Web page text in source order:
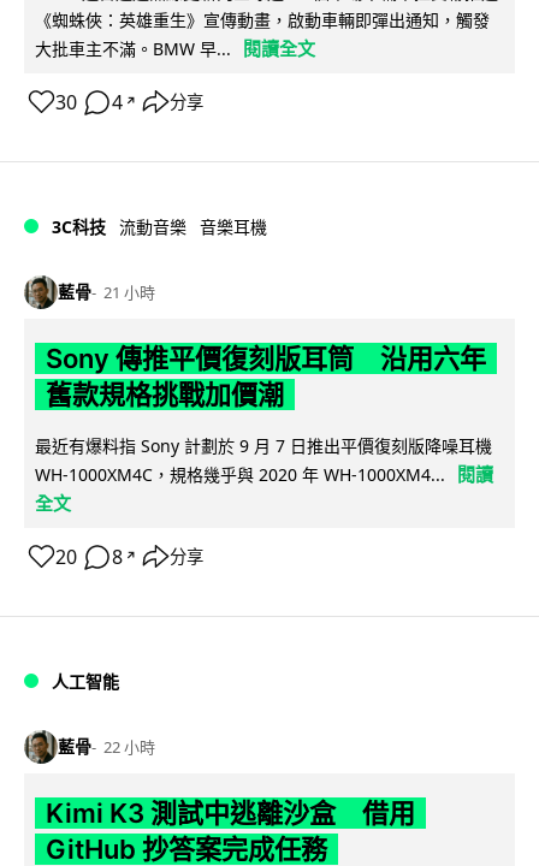
《蜘蛛俠：英雄重生》宣傳動畫，啟動車輛即彈出通知，觸發
大批車主不滿。BMW 早...
閱讀全文
30 4 ↗ 分享
3C科技 流動音樂 音樂耳機
藍骨 21 小時
Sony 傳推平價復刻版耳筒 沿用六年
舊款規格挑戰加價潮
最近有爆料指 Sony 計劃於 9 月 7 日推出平價復刻版降噪耳機
WH-1000XM4C，規格幾乎與 2020 年 WH-1000XM4...
閱讀
全文
20 8 ↗ 分享
人工智能
藍骨 22 小時
Kimi K3 測試中逃離沙盒 借用
GitHub 抄答案完成任務